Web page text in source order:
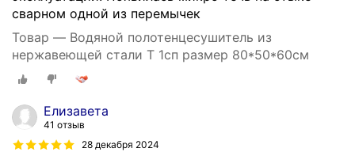
сварном одной из перемычек
Товар — Водяной полотенцесушитель из
нержавеющей стали T 1сп размер 80*50*60см
Елизавета
41 отзыв
28 декабря 2024